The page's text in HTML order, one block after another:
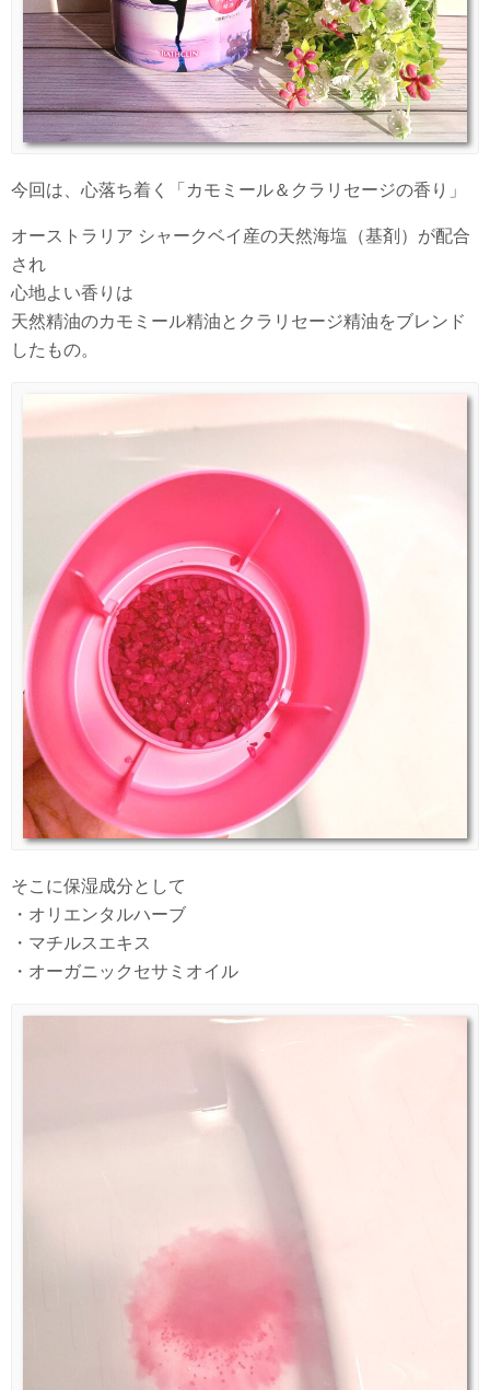
今回は、心落ち着く「カモミール＆クラリセージの香り」
オーストラリア シャークベイ産の天然海塩（基剤）が配合
され
心地よい香りは
天然精油のカモミール精油とクラリセージ精油をブレンド
したもの。
そこに保湿成分として
・オリエンタルハーブ
・マチルスエキス
・オーガニックセサミオイル